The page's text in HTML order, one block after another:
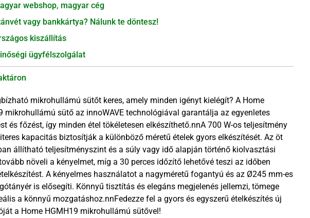
webshop, magyar cég
vagy bankkártya? Nálunk te döntesz!
kiszállítás
ügyfélszolgálat
mikrohullámú sütőt keres, amely minden igényt kielégít? A Home
mikrohullámú sütő az innoWAVE technológiával garantálja az egyenletes
és főzést, így minden étel tökéletesen elkészíthető.nnA 700 W-os teljesítmény
kapacitás biztosítják a különböző méretű ételek gyors elkészítését. Az öt
állítható teljesítményszint és a súly vagy idő alapján történő kiolvasztási
növeli a kényelmet, míg a 30 perces időzítő lehetővé teszi az időben
A kényelmes használatot a nagyméretű fogantyú és az Ø245 mm-es
is elősegíti. Könnyű tisztítás és elegáns megjelenés jellemzi, tömege
a könnyű mozgatáshoz.nnFedezze fel a gyors és egyszerű ételkészítés új
a Home HGMH19 mikrohullámú sütővel!